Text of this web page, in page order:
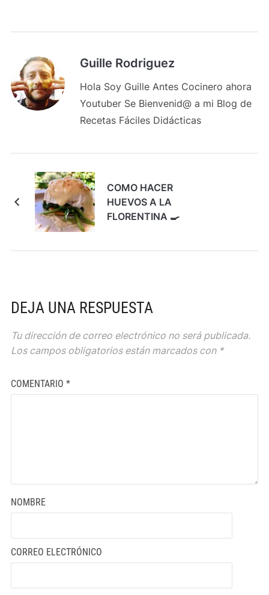
Guille Rodriguez
Hola Soy Guille Antes Cocinero ahora
Youtuber Se Bienvenid@ a mi Blog de
Recetas Fáciles Didácticas
COMO HACER
HUEVOS A LA
FLORENTINA 🍳
DEJA UNA RESPUESTA
Tu dirección de correo electrónico no será publicada.
Los campos obligatorios están marcados con *
COMENTARIO *
NOMBRE
CORREO ELECTRÓNICO